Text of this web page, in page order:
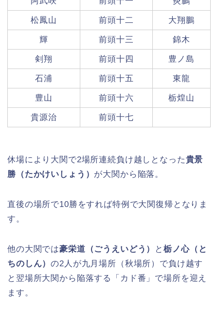
松鳳山 前頭十二 大翔鵬
輝 前頭十三 錦木
剣翔 前頭十四 豊ノ島
石浦 前頭十五 東龍
豊山 前頭十六 栃煌山
貴源治 前頭十七
休場により大関で2場所連続負け越しとなった貴景
勝（たかけいしょう） が大関から陥落。
直後の場所で10勝をすれば特例で大関復帰となりま
す。
他の大関では豪栄道（ごうえいどう） と栃ノ心（と
ちのしん）の2人が九月場所（秋場所）で負け越す
と翌場所大関から陥落する「カド番」で場所を迎え
ます。